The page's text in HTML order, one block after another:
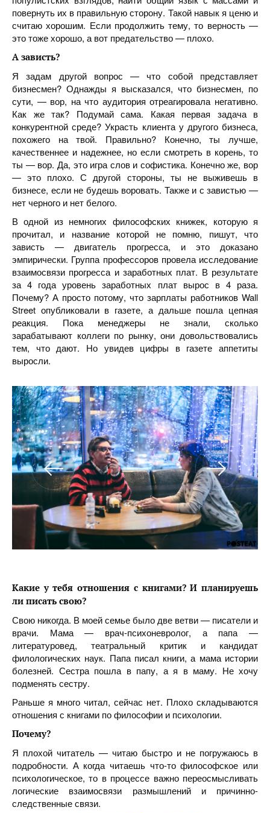
повернуть их в правильную сторону. Такой навык я ценю и
считаю хорошим. Если продолжить тему, то верность —
это тоже хорошо, а вот предательство — плохо.
А зависть?
Я задам другой вопрос — что собой представляет
бизнесмен? Однажды я высказался, что бизнесмен, по
сути, — вор, на что аудитория отреагировала негативно.
Как же так? Подумай сама. Какая первая задача в
конкурентной среде? Украсть клиента у другого бизнеса,
похожего на твой. Правильно? Конечно, ты лучше,
качественнее и надежнее, но если смотреть в корень, то
ты — вор. Да, это игра слов и софистика. Конечно же, вор
— это плохо. С другой стороны, ты не выживешь в
бизнесе, если не будешь воровать. Также и с завистью —
нет черного и нет белого.
В одной из немногих философских книжек, которую я
прочитал, и название которой не помню, пишут, что
зависть — двигатель прогресса, и это доказано
эмпирически. Группа профессоров провела исследование
взаимосвязи прогресса и заработных плат. В результате
за 4 года уровень заработных плат вырос в 4 раза.
Почему? А просто потому, что зарплаты работников Wall
Street опубликовали в газете, а дальше пошла цепная
реакция. Пока менеджеры не знали, сколько
зарабатывают коллеги по рынку, они довольствовались
тем, что дают. Но увидев цифры в газете аппетиты
выросли.
Какие у тебя отношения с книгами? И планируешь
ли писать свою?
Свою никогда. В моей семье было две ветви — писатели и
врачи. Мама — врач-психоневролог, а папа —
литературовед, театральный критик и кандидат
филологических наук. Папа писал книги, а мама истории
болезней. Сестра пошла в папу, а я в маму. Не хочу
подменять сестру.
Раньше я много читал, сейчас нет. Плохо складываются
отношения с книгами по философии и психологии.
Почему?
Я плохой читатель — читаю быстро и не погружаюсь в
подробности. А когда читаешь что-то философское или
психологическое, то в процессе важно переосмысливать
логические взаимосвязи размышлений и причинно-
следственные связи.